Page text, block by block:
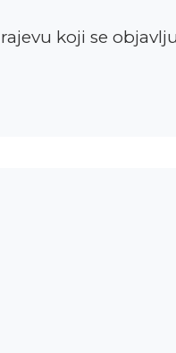
koji se